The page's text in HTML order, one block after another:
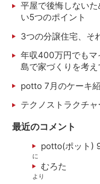
平屋で後悔しない
い5つのポイント
3つの分譲住宅、そ
年収400万円でもマ
島で家づくりを考
potto 7月のケーキ
テクノストラクチャ
最近のコメント
potto(ポット)
に
むろた
より